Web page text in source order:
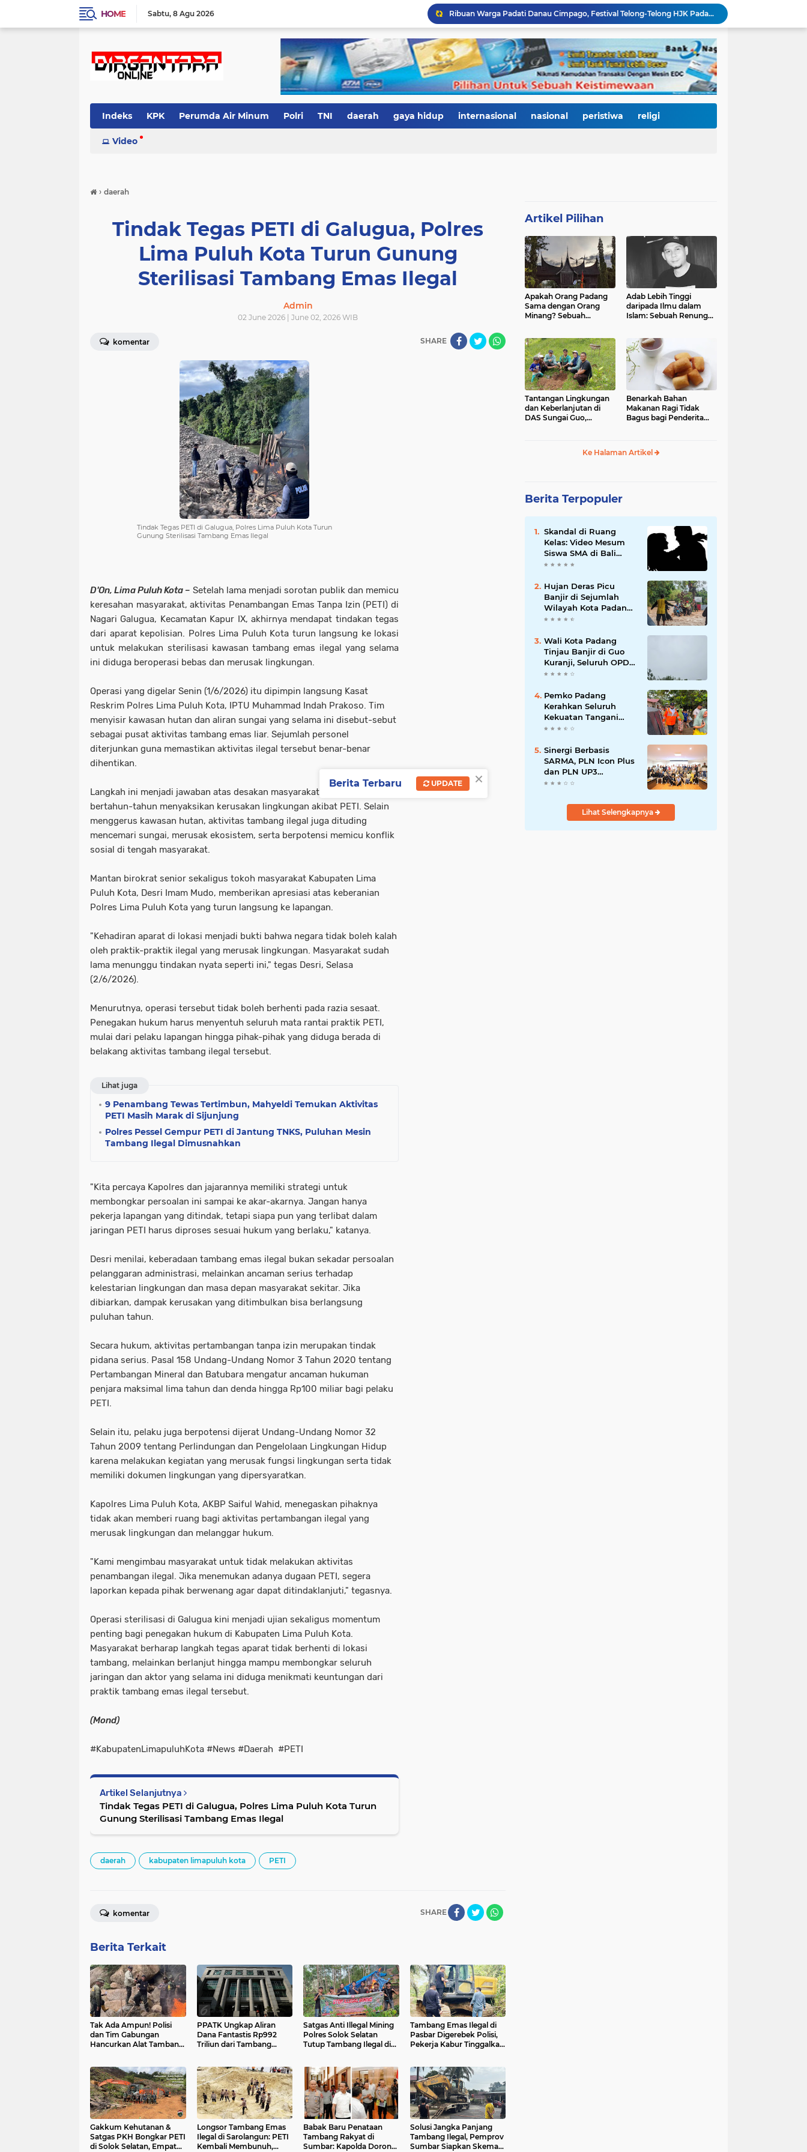
HOME Sabtu 8 Agu 2026
Ribuan Warga Padati Danau Cimpago, Festival Telong-Telong HJK Padang ke-357 Tuai Pujian dan Harapan untuk Terus Dilestarikan
Perkuat Tata Kelola Rumah Sakit Daerah, RS M. Djamil Dampingi RSUD dr. Sadikin Pariaman Wujudkan Layanan Kesehatan Berkualitas
Di Balik Gemerlap Telong-Telong, RS M. Djamil Menyalakan Cahaya Kesadaran Kesehatan untuk Warga Padang
Pascabanjir, PUPR Kota Padang Gerak Cepat Pulihkan Irigasi Pertanian di Kuranji dan Pauh, Pasokan Air Sawah Jadi Prioritas
Padang Utara Tampilkan Kearifan Lokal di Festival Telong-Telong, Tradisi Malamang dan Potensi Seafood Curi Perhatian Ribuan Pengunjung
HJK Padang ke-357 Berubah Jadi Gerakan Kemanusiaan, Pemko Hadirkan "Road to Gastronomy Charity" untuk Bantu Korban Banjir
Ratusan Pelajar Padang Antusias Kunjungi KRI Teluk Kendari, Belajar Langsung Dunia Kemaritiman dan Pertahanan Negara
Indeks KPK Perumda Air Minum Polri TNI daerah gaya hidup internasional nasional peristiwa religi
Video
› daerah
Tindak Tegas PETI di Galugua, Polres
Lima Puluh Kota Turun Gunung
Sterilisasi Tambang Emas Ilegal
Admin
02 June 2026 | June 02, 2026 WIB
komentar SHARE
Tindak Tegas PETI di Galugua, Polres Lima Puluh Kota Turun
Gunung Sterilisasi Tambang Emas Ilegal
D'On, Lima Puluh Kota – Setelah lama menjadi sorotan publik dan memicu
keresahan masyarakat, aktivitas Penambangan Emas Tanpa Izin (PETI) di
Nagari Galugua, Kecamatan Kapur IX, akhirnya mendapat tindakan tegas
dari aparat kepolisian. Polres Lima Puluh Kota turun langsung ke lokasi
untuk melakukan sterilisasi kawasan tambang emas ilegal yang selama
ini diduga beroperasi bebas dan merusak lingkungan.
Operasi yang digelar Senin (1/6/2026) itu dipimpin langsung Kasat
Reskrim Polres Lima Puluh Kota, IPTU Muhammad Indah Prakoso. Tim
menyisir kawasan hutan dan aliran sungai yang selama ini disebut-sebut
sebagai pusat aktivitas tambang emas liar. Sejumlah personel
diterjunkan guna memastikan aktivitas ilegal tersebut benar-benar
dihentikan.
Langkah ini menjadi jawaban atas desakan masyarakat yang selama
bertahun-tahun menyaksikan kerusakan lingkungan akibat PETI. Selain
menggerus kawasan hutan, aktivitas tambang ilegal juga dituding
mencemari sungai, merusak ekosistem, serta berpotensi memicu konflik
sosial di tengah masyarakat.
Mantan birokrat senior sekaligus tokoh masyarakat Kabupaten Lima
Puluh Kota, Desri Imam Mudo, memberikan apresiasi atas keberanian
Polres Lima Puluh Kota yang turun langsung ke lapangan.
"Kehadiran aparat di lokasi menjadi bukti bahwa negara tidak boleh kalah
oleh praktik-praktik ilegal yang merusak lingkungan. Masyarakat sudah
lama menunggu tindakan nyata seperti ini," tegas Desri, Selasa
(2/6/2026).
Menurutnya, operasi tersebut tidak boleh berhenti pada razia sesaat.
Penegakan hukum harus menyentuh seluruh mata rantai praktik PETI,
mulai dari pelaku lapangan hingga pihak-pihak yang diduga berada di
belakang aktivitas tambang ilegal tersebut.
Lihat juga
9 Penambang Tewas Tertimbun, Mahyeldi Temukan Aktivitas
PETI Masih Marak di Sijunjung
Polres Pessel Gempur PETI di Jantung TNKS, Puluhan Mesin
Tambang Ilegal Dimusnahkan
"Kita percaya Kapolres dan jajarannya memiliki strategi untuk
membongkar persoalan ini sampai ke akar-akarnya. Jangan hanya
pekerja lapangan yang ditindak, tetapi siapa pun yang terlibat dalam
jaringan PETI harus diproses sesuai hukum yang berlaku," katanya.
Desri menilai, keberadaan tambang emas ilegal bukan sekadar persoalan
pelanggaran administrasi, melainkan ancaman serius terhadap
kelestarian lingkungan dan masa depan masyarakat sekitar. Jika
dibiarkan, dampak kerusakan yang ditimbulkan bisa berlangsung
puluhan tahun.
Secara hukum, aktivitas pertambangan tanpa izin merupakan tindak
pidana serius. Pasal 158 Undang-Undang Nomor 3 Tahun 2020 tentang
Pertambangan Mineral dan Batubara mengatur ancaman hukuman
penjara maksimal lima tahun dan denda hingga Rp100 miliar bagi pelaku
PETI.
Selain itu, pelaku juga berpotensi dijerat Undang-Undang Nomor 32
Tahun 2009 tentang Perlindungan dan Pengelolaan Lingkungan Hidup
karena melakukan kegiatan yang merusak fungsi lingkungan serta tidak
memiliki dokumen lingkungan yang dipersyaratkan.
Kapolres Lima Puluh Kota, AKBP Saiful Wahid, menegaskan pihaknya
tidak akan memberi ruang bagi aktivitas pertambangan ilegal yang
merusak lingkungan dan melanggar hukum.
"Kami mengimbau masyarakat untuk tidak melakukan aktivitas
penambangan ilegal. Jika menemukan adanya dugaan PETI, segera
laporkan kepada pihak berwenang agar dapat ditindaklanjuti," tegasnya.
Operasi sterilisasi di Galugua kini menjadi ujian sekaligus momentum
penting bagi penegakan hukum di Kabupaten Lima Puluh Kota.
Masyarakat berharap langkah tegas aparat tidak berhenti di lokasi
tambang, melainkan berlanjut hingga mampu membongkar seluruh
jaringan dan aktor yang selama ini diduga menikmati keuntungan dari
praktik tambang emas ilegal tersebut.
(Mond)
#KabupatenLimapuluhKota #News #Daerah #PETI
Artikel Selanjutnya
Tindak Tegas PETI di Galugua, Polres Lima Puluh Kota Turun
Gunung Sterilisasi Tambang Emas Ilegal
daerah kabupaten limapuluh kota PETI
SHARE
komentar
Berita Terkait
Tak Ada Ampun! Polisi
dan Tim Gabungan
Hancurkan Alat Tambang
PPATK Ungkap Aliran
Dana Fantastis Rp992
Triliun dari Tambang
Satgas Anti Illegal Mining
Polres Solok Selatan
Tutup Tambang Ilegal di
Police Line
Tambang Emas Ilegal di
Pasbar Digerebek Polisi,
Pekerja Kabur Tinggalkan
Gakkum Kehutanan &
Satgas PKH Bongkar PETI
di Solok Selatan, Empat
Longsor Tambang Emas
Ilegal di Sarolangun: PETI
Kembali Membunuh,
Babak Baru Penataan
Tambang Rakyat di
Sumbar: Kapolda Dorong
Solusi Jangka Panjang
Tambang Ilegal, Pemprov
Sumbar Siapkan Skema
Artikel Pilihan
Apakah Orang Padang
Sama dengan Orang
Minang? Sebuah
Adab Lebih Tinggi
daripada Ilmu dalam
Islam: Sebuah Renungan
Tantangan Lingkungan
dan Keberlanjutan di
DAS Sungai Guo,
Benarkah Bahan
Makanan Ragi Tidak
Bagus bagi Penderita
Ke Halaman Artikel
Berita Terpopuler
Skandal di Ruang
Kelas: Video Mesum
Siswa SMA di Bali
Viral, Hukuman dan
Mengikuti
Hujan Deras Picu
Banjir di Sejumlah
Wilayah Kota Padang,
Warga Dievakuasi dan
Banjir Susulan
Wali Kota Padang
Tinjau Banjir di Guo
Kuranji, Seluruh OPD
Disiagakan dan
Dipercepat
Pemko Padang
Kerahkan Seluruh
Kekuatan Tangani
Dampak Banjir, Fadly
Percepatan Proyek
Pengendalian
Bencana
Sinergi Berbasis
SARMA, PLN Icon Plus
dan PLN UP3
Tanjungpinang
Strategis
Lihat Selengkapnya
×
Berita Terbaru UPDATE